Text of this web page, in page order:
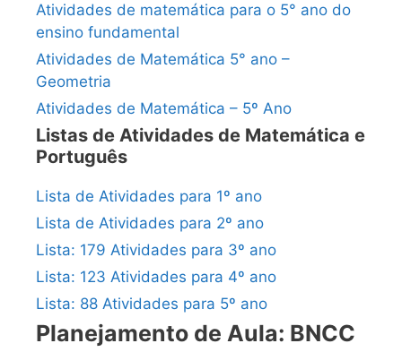
Atividades de matemática para o 5° ano do
ensino fundamental
Atividades de Matemática 5° ano –
Geometria
Atividades de Matemática – 5º Ano
Listas de Atividades de Matemática e
Português
Lista de Atividades para 1º ano
Lista de Atividades para 2º ano
Lista: 179 Atividades para 3º ano
Lista: 123 Atividades para 4º ano
Lista: 88 Atividades para 5º ano
Planejamento de Aula: BNCC